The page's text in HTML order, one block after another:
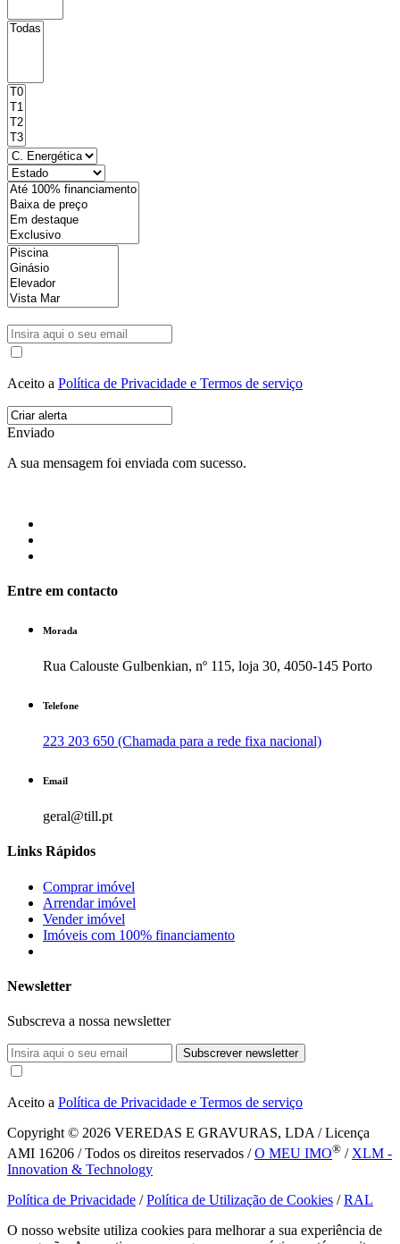
Aceito a Política de Privacidade e Termos de serviço
Enviado
A sua mensagem foi enviada com sucesso.
Entre em contacto
Morada
Rua Calouste Gulbenkian, nº 115, loja 30, 4050-145 Porto
Telefone
223 203 650 (Chamada para a rede fixa nacional)
Email
geral@till.pt
Links Rápidos
Comprar imóvel
Arrendar imóvel
Vender imóvel
Imóveis com 100% financiamento
Newsletter
Subscreva a nossa newsletter
Subscrever newsletter
Aceito a Política de Privacidade e Termos de serviço
Copyright © 2026 VEREDAS E GRAVURAS, LDA / Licença
AMI 16206 / Todos os direitos reservados /O MEU IMO® / XLM -
Innovation & Technology
Política de Privacidade /Política de Utilização de Cookies /RAL
O nosso website utiliza cookies para melhorar a sua experiência de